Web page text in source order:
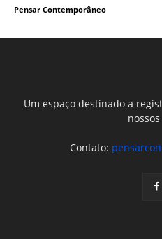
Pensar Contemporâneo
Um espaço destinado a
Contato: